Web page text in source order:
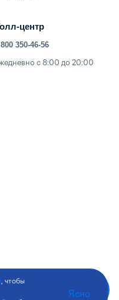
центр
350-46-56
с 8:00 до 20:00
, чтобы
Ясно